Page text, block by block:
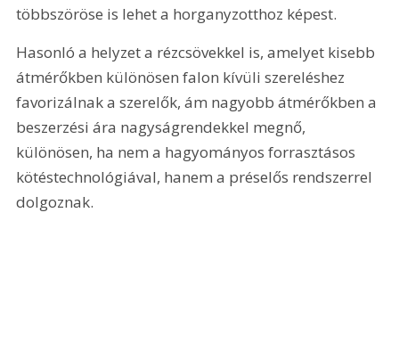
többszöröse is lehet a horganyzotthoz képest.
Hasonló a helyzet a rézcsövekkel is, amelyet kisebb
átmérőkben különösen falon kívüli szereléshez
favorizálnak a szerelők, ám nagyobb átmérőkben a
beszerzési ára nagyságrendekkel megnő,
különösen, ha nem a hagyományos forrasztásos
kötéstechnológiával, hanem a préselős rendszerrel
dolgoznak.